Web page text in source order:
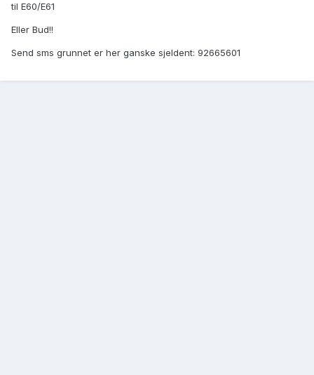
til E60/E61
Eller Bud!!
Send sms grunnet er her ganske sjeldent: 92665601